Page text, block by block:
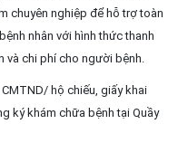
chuyên nghiệp để hỗ trợ toàn
nhân với hình thức thanh
và chi phí cho người bệnh.
hộ chiếu, giấy khai
ký khám chữa bệnh tại Quầy